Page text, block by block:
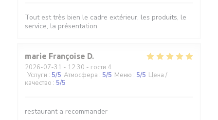
Tout est très bien le cadre extérieur, les produits, le
service, la présentation
marie Françoise D
2026-07-31 - 12:30 - гости 4
Услуги : 5/5 Атмосфера : 5/5 Меню : 5/5 Цена /
качество : 5/5
restaurant a recommander